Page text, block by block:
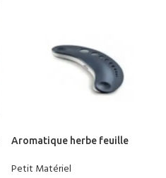
Aromatique herbe feuille
Petit Matériel